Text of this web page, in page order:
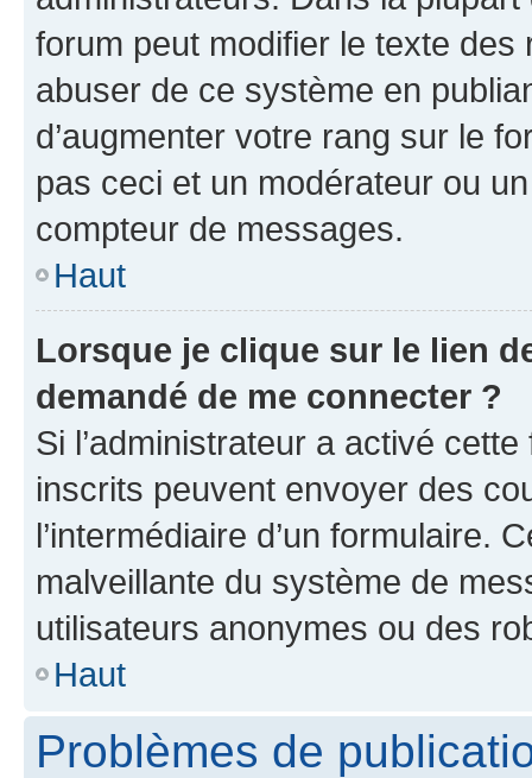
forum peut modifier le texte
abuser de ce système en
d’augmenter votre rang sur le
pas ceci et un modérateur ou
compteur de messages.
Haut
Lorsque je clique sur le lien
demandé de me connecter ?
Si l’administrateur a activé
inscrits peuvent envoyer des
l’intermédiaire d’un formulaire.
malveillante du système de
utilisateurs anonymes ou des
Haut
Problèmes de